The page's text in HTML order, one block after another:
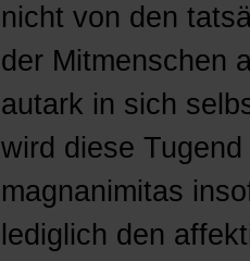
nicht von den
der Mitmenschen
autark in sich
wird diese
magnanimitas
lediglich den